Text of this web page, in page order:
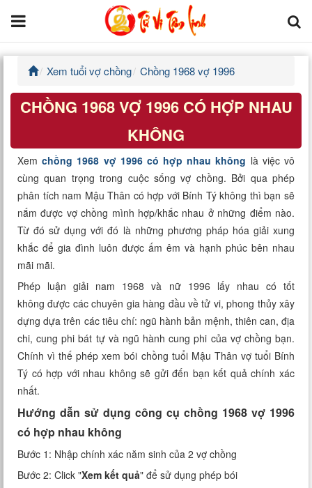
Trang chủ
Tử Vi Đẩu Số
Tử Vi 12 Con Giáp
Phong thủy
Kinh Dịch
Văn Hoa Tâm linh
Xem ngày
Xem tuổi
Xem bói
Tướng số
Cung hoàng đạo
Xem tuổi vợ chồng Chồng 1968 vợ 1996
CHỒNG 1968 VỢ 1996 CÓ HỢP NHAU
KHÔNG
Xem chồng 1968 vợ 1996 có hợp nhau không là việc vô
cùng quan trọng trong cuộc sống vợ chồng. Bởi qua phép
phân tích nam Mậu Thân có hợp với Bính Tý không thì bạn sẽ
nắm được vợ chồng mình hợp/khắc nhau ở những điểm nào.
Từ đó sử dụng với đó là những phương pháp hóa giải xung
khắc để gia đình luôn được ấm êm và hạnh phúc bên nhau
mãi mãi.
Phép luận giải nam 1968 và nữ 1996 lấy nhau có tốt
không được các chuyên gia hàng đầu về tử vi, phong thủy xây
dựng dựa trên các tiêu chí: ngũ hành bản mệnh, thiên can, địa
chi, cung phi bát tự và ngũ hành cung phi của vợ chồng bạn.
Chính vì thế phép xem bói chồng tuổi Mậu Thân vợ tuổi Bính
Tý có hợp với nhau không sẽ gửi đến bạn kết quả chính xác
nhất.
Hướng dẫn sử dụng công cụ chồng 1968 vợ 1996
có hợp nhau không
Bước 1: Nhập chính xác năm sinh của 2 vợ chồng
Bước 2: Click "Xem kết quả" để sử dụng phép bói